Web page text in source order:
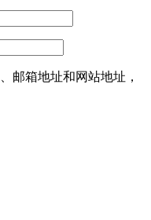
邮箱地址和网站地址，